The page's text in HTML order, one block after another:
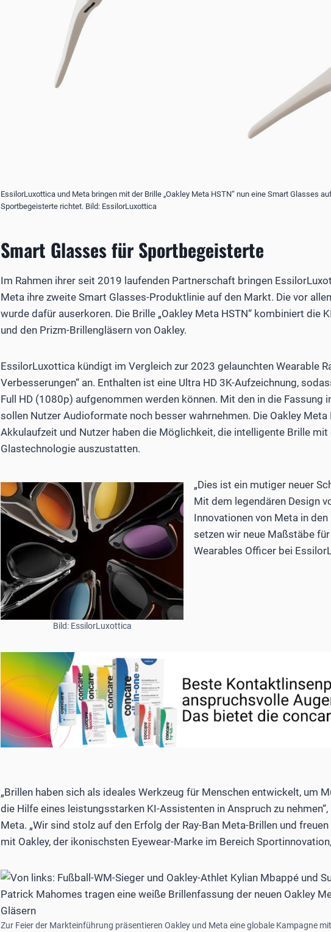
EssilorLuxottica und Meta bringen mit der Brille „Oakley Meta HSTN“ nun eine Smart Glasses
Sportbegeisterte richtet. Bild: EssilorLuxottica
Smart Glasses für Sportbegeisterte
Im Rahmen ihrer seit 2019 laufenden Partnerschaft bringen
Meta ihre zweite Smart Glasses-Produktlinie auf den Markt. Die vor
wurde dafür auserkoren. Die Brille „Oakley Meta HSTN“ kombiniert die
und den Prizm-Brillengläsern von Oakley.
EssilorLuxottica kündigt im Vergleich zur 2023 gelaunchten Wearable
Verbesserungen“ an. Enthalten ist eine Ultra HD 3K-Aufzeichnung,
Full HD (1080p) aufgenommen werden können. Mit den in die Fassung
sollen Nutzer Audioformate noch besser wahrnehmen. Die Oakley
Akkulaufzeit und Nutzer haben die Möglichkeit, die intelligente Brille mit
Glastechnologie auszustatten.
Bild: EssilorLuxottica
„Dies ist ein mutiger neuer
Mit dem legendären Design
Innovationen von Meta in
setzen wir neue Maßstäbe
Wearables Officer bei
„Brillen haben sich als ideales Werkzeug für Menschen entwickelt, um
die Hilfe eines leistungsstarken KI-Assistenten in Anspruch zu
Meta. „Wir sind stolz auf den Erfolg der Ray-Ban Meta-Brillen und
mit Oakley, der ikonischsten Eyewear-Marke im Bereich
Zur Feier der Markteinführung präsentieren Oakley und Meta eine globale Kampagne